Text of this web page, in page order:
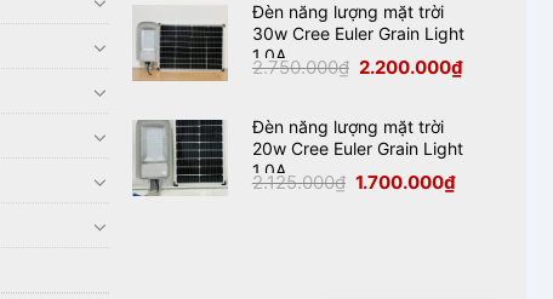
Đèn năng lượng mặt trời
30w Cree Euler Grain Light
1.0A
2.750.000₫ Giá
gốc
2.200.000₫Giá
Đèn năng lượng mặt trời
20w Cree Euler Grain Light
1.0A
2.125.000₫ Giá
gốc
1.700.000₫Giá